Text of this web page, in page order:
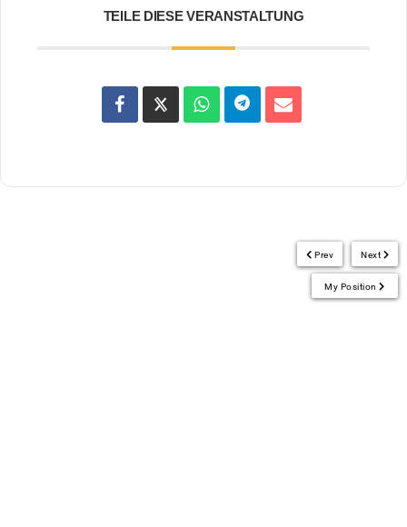
TEILE DIESE VERANSTALTUNG
Next
Prev
My Position